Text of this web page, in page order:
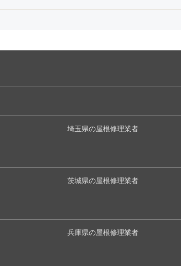
埼玉県の屋根修理業者
茨城県の屋根修理業者
兵庫県の屋根修理業者